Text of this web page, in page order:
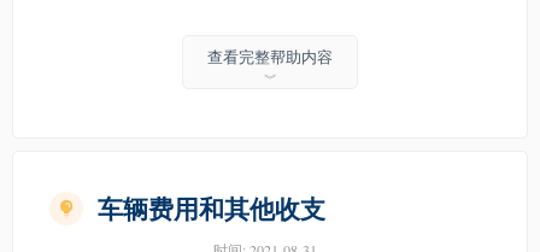
查看完整帮助内容
︾
车辆费用和其他收支